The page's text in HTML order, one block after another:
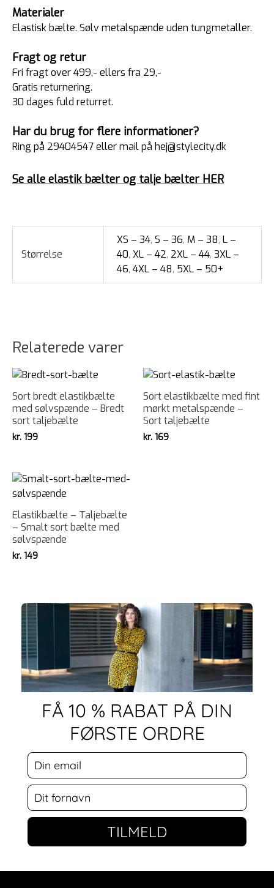
Materialer
Elastisk bælte. Sølv metalspænde uden tungmetaller.
Fragt og retur
Fri fragt over 499,- ellers fra 29,-
Gratis returnering.
30 dages fuld returret.
Har du brug for flere informationer?
Ring på 29404547 eller mail på hej@stylecity.dk
Se alle elastik bælter og talje bælter HER
Størrelse
XS – 34,S – 36, M – 38,L –
40,XL – 42, 2XL – 44,3XL –
46,4XL – 48, 5XL – 50+
Relaterede varer
Sort bredt elastikbælte
med sølvspænde – Bredt
sort taljebælte
kr. 199
Sort elastikbælte med fint
mørkt metalspænde –
Sort taljebælte
kr. 169
Elastikbælte – Taljebælte
– Smalt sort bælte med
sølvspænde
kr. 149
FÅ 10 % RABAT PÅ DIN
FØRSTE ORDRE
TILMELD